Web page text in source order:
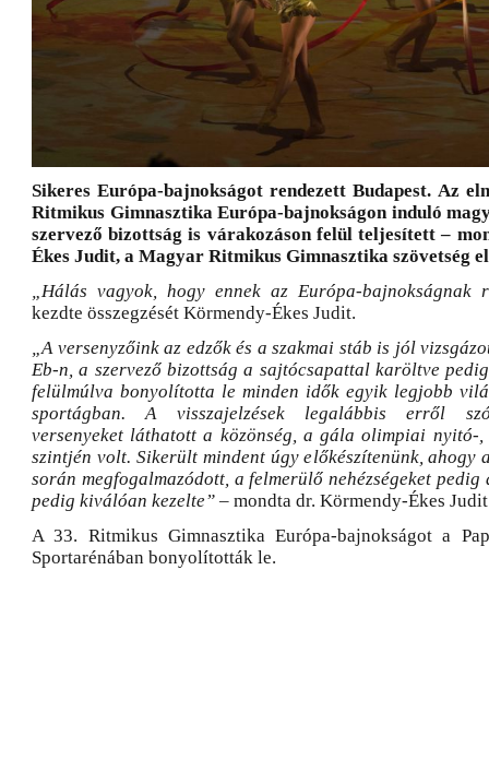
Sikeres Európa-bajnokságot rendezett Budapest. Az
Ritmikus Gimnasztika Európa-bajnokságon induló
szervező bizottság is várakozáson felül teljesített –
Ékes Judit, a Magyar Ritmikus Gimnasztika szövetség
„Hálás vagyok, hogy ennek az Európa-bajnokságnak
kezdte összegzését Körmendy-Ékes Judit.
„A versenyzőink az edzők és a szakmai stáb is jól
Eb-n, a szervező bizottság a sajtócsapattal karöltve
felülmúlva bonyolította le minden idők egyik legjobb
sportágban. A visszajelzések legalábbis erről
versenyeket láthatott a közönség, a gála olimpiai nyitó-,
szintjén volt. Sikerült mindent úgy előkészítenünk, ahogy
során megfogalmazódott, a felmerülő nehézségeket pedig
pedig kiválóan kezelte” – mondta dr. Körmendy-Ékes
A 33. Ritmikus Gimnasztika Európa-bajnokságot a
Sportarénában bonyolították le.